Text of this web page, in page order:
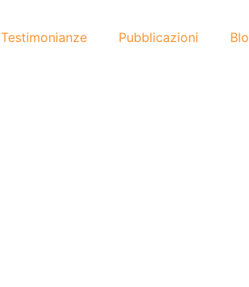
Testimonianze Pubblicazioni